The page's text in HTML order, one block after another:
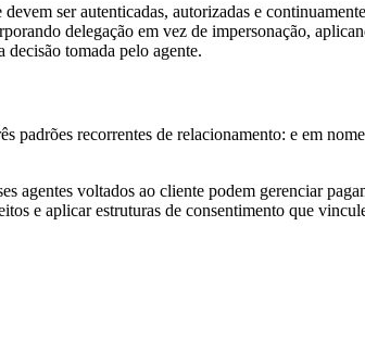
ser autenticadas, autorizadas e
delegação em vez de impersonação,
decisão tomada pelo agente.
padrões recorrentes de relacionamento: e em
agentes voltados ao cliente podem gerenciar
e aplicar estruturas de consentimento que